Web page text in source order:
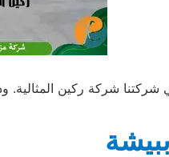
شركتنا شركة ركين المثالية.